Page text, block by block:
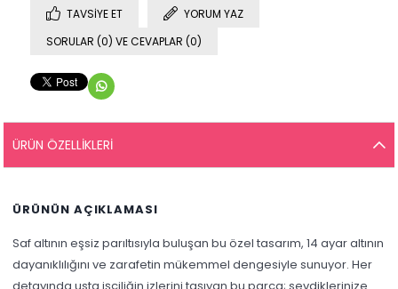
TAVSIYE ET
YORUM YAZ
SORULAR (0) VE CEVAPLAR (0)
ÜRÜN ÖZELLIKLERI
ÜRÜNÜN AÇIKLAMASI
Saf altının eşsiz parıltısıyla buluşan bu özel tasarım, 14 ayar altının
dayanıklılığını ve zarafetin mükemmel dengesiyle sunuyor. Her